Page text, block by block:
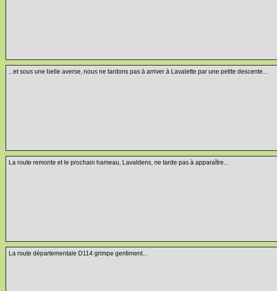
...et sous une belle averse, nous ne tardons pas à arriver à Lavalette par une petite descente...
La route remonte et le prochain hameau, Lavaldens, ne tarde pas à apparaître...
La route départementale D114 grimpe gentiment...